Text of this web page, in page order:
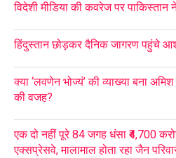
विदेशी मीडिया की कवरेज पर पाकिस्तान
हिंदुस्तान छोड़कर दैनिक जागरण पहुंचे
क्या ‘लवणेन भोज्यं’ की व्याख्या बना
की वजह?
एक दो नहीं पूरे 84 जगह धंसा ₹4,700
एक्सप्रेसवे, मालामाल होता रहा जैन